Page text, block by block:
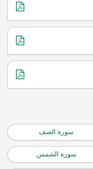
سورة الصف
سورة الشمس